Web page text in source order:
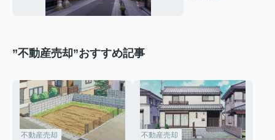
”不動産売却”おすすめ記事
不動産売却 不動産売却